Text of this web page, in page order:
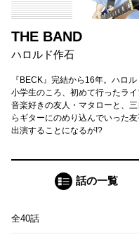
THE BAND
ハロルド作石
『BECK』完結から16年。ハロ
小学生のころ、初めて行ったラ
音楽好きの友人・マタローと、
らギターにのめり込んでいった
出演することになるが!?
話の一覧
全40話